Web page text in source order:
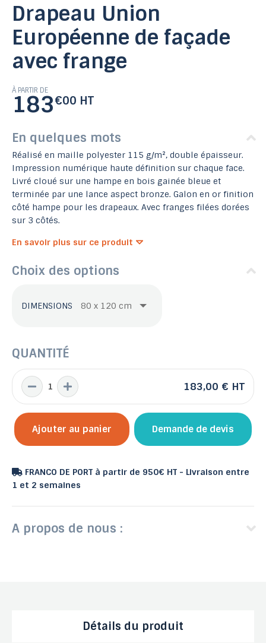
Drapeau Union
Européenne de façade
avec frange
À PARTIR DE
183€00 HT
En quelques mots
Réalisé en maille polyester 115 g/m², double épaisseur.
Impression numérique haute définition sur chaque face.
Livré cloué sur une hampe en bois gainée bleue et
terminée par une lance aspect bronze. Galon en or finition
côté hampe pour les drapeaux. Avec franges filées dorées
sur 3 côtés.
En savoir plus sur ce produit
Choix des options
DIMENSIONS
QUANTITÉ
183,00 € HT
Ajouter au panier Demande de devis
FRANCO DE PORT à partir de 950€ HT - Livraison entre
1 et 2 semaines
A propos de nous :
Détails du produit